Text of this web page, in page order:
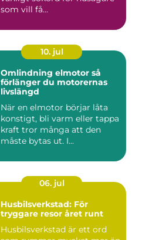
som vill få...
10. jul
Omlindning elmotor så
förlänger du motorernas
livslängd
När en elmotor börjar låta
konstigt, bli varm eller tappa
kraft tror många att den
måste bytas ut. I...
06. jul
Husbilsverkstad: För
tryggare resor året runt
Husbilsverkstad är ett ord